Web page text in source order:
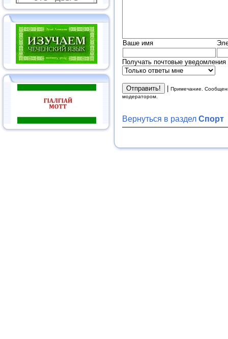
Ваше имя
Получать почтовые уведомления
| Примечание.
модератором.
Вернуться в раздел Спорт